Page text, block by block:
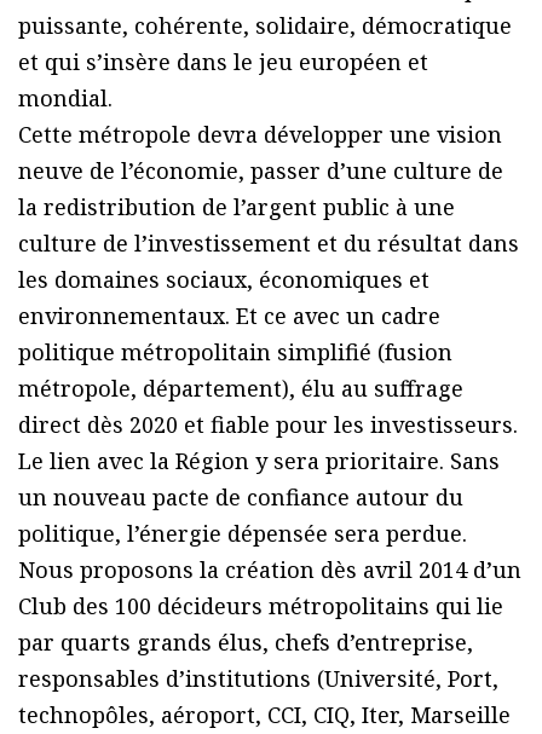
puissante, cohérente, solidaire, démocratique
et qui s’insère dans le jeu européen et
mondial.
Cette métropole devra développer une vision
neuve de l’économie, passer d’une culture de
la redistribution de l’argent public à une
culture de l’investissement et du résultat dans
les domaines sociaux, économiques et
environnementaux. Et ce avec un cadre
politique métropolitain simplifié (fusion
métropole, département), élu au suffrage
direct dès 2020 et fiable pour les investisseurs.
Le lien avec la Région y sera prioritaire. Sans
un nouveau pacte de confiance autour du
politique, l’énergie dépensée sera perdue.
Nous proposons la création dès avril 2014 d’un
Club des 100 décideurs métropolitains qui lie
par quarts grands élus, chefs d’entreprise,
responsables d’institutions (Université, Port,
technopôles, aéroport, CCI, CIQ, Iter, Marseille